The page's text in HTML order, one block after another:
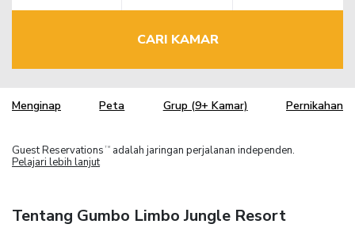
CARI KAMAR
Menginap Peta Grup (9+ Kamar) Pernikahan
Guest Reservations TM
adalah jaringan perjalanan independen.
Pelajari lebih lanjut
Tentang Gumbo Limbo Jungle Resort